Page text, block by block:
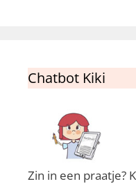
Chatbot Kiki
Zin in een praatje?